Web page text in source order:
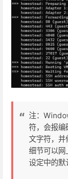
注：
符，会报编
文字符，并
细节可以
设定中的默